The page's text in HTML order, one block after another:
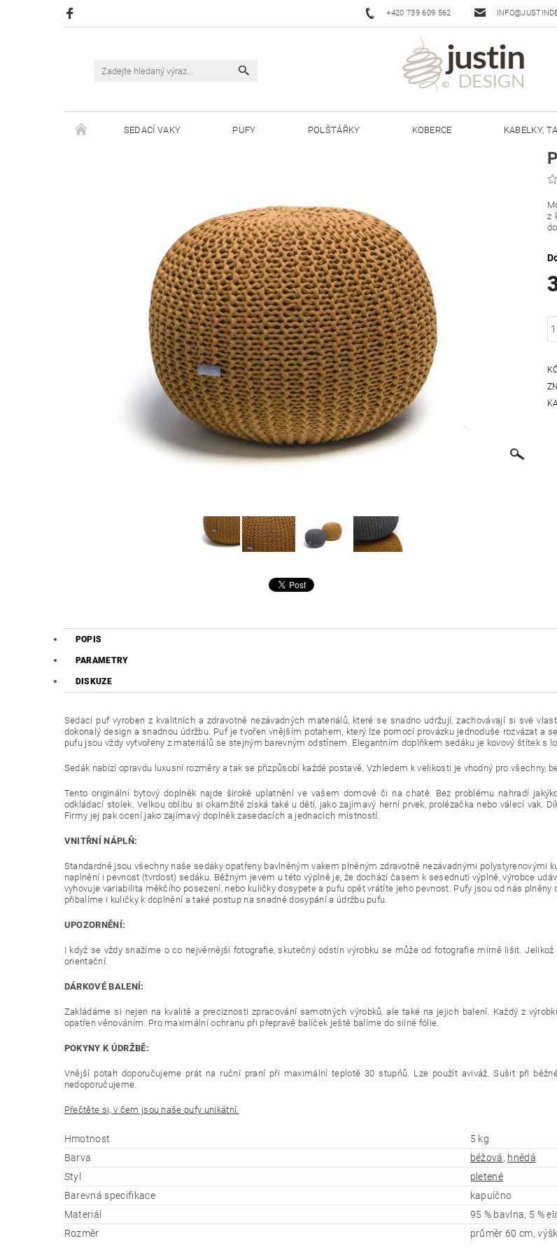
+420 739 609 562
SEDACÍ VAKY PUFY POLŠTÁŘKY KOBERCE KABELKY,
ŠŇŮRY JUSTIN
z
POPIS
PARAMETRY
DISKUZE
Sedací puf vyroben z kvalitních a zdravotně nezávadných materiálů, které se snadno udržují, zachovávají si své
dokonalý design a snadnou údržbu. Puf je tvořen vnějším potahem, který lze pomocí provázku jednoduše rozvázat
pufu jsou vždy vytvořeny z materiálů se stejným barevným odstínem. Elegantním doplňkem sedáku je kovový štítek s
Sedák nabízí opravdu luxusní rozměry a tak se přizpůsobí každé postavě. Vzhledem k velikosti je vhodný pro všechny,
Tento originální bytový doplněk najde široké uplatnění ve vašem domově či na chatě. Bez problému nahradí
odkládací stolek. Velkou oblibu si okamžitě získá také u dětí, jako zajímavý herní prvek, prolézačka nebo válecí vak.
Firmy jej pak ocení jako zajímavý doplněk zasedacích a jednacích místností.
VNITŘNÍ NÁPLŇ:
Standardně jsou všechny naše sedáky opatřeny bavlněným vakem plněným zdravotně nezávadnými
naplnění i pevnost (tvrdost) sedáku. Běžným jevem u této výplně je, že dochází časem k sesednutí výplně, výrobce
vyhovuje variabilita měkčího posezení, nebo kuličky dosypete a pufu opět vrátíte jeho pevnost. Pufy jsou od nás
přibalíme i kuličky k doplnění a také postup na snadné dosypání a údržbu pufu.
UPOZORNĚNÍ:
I když se vždy snažíme o co nejvěrnější fotografie, skutečný odstín výrobku se může od fotografie mírně lišit.
orientační.
DÁRKOVÉ BALENÍ:
Zakládáme si nejen na kvalitě a preciznosti zpracování samotných výrobků, ale také na jejich balení. Každý z
opatřen věnováním. Pro maximální ochranu při přepravě balíček ještě balíme do silné fólie.
POKYNY K ÚDRŽBĚ:
Vnější potah doporučujeme prát na ruční praní při maximální teplotě 30 stupňů. Lze použít aviváž. Sušit při
nedoporučujeme.
Přečtěte si, v čem jsou naše pufy unikátní.
Hmotnost
5 kg
Barva
béžová, hnědá
Styl
pletené
Barevná specifikace
kapuíčno
Materiál
95 % bavlna, 5 %
Rozměr
průměr 60 cm,